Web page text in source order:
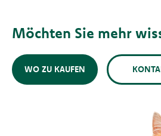
Möchten Sie mehr
WO ZU KAUFEN